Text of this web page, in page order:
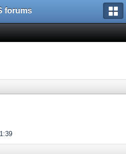
forums